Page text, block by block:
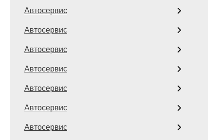
Автосервис
Автосервис
Автосервис
Автосервис
Автосервис
Автосервис
Автосервис